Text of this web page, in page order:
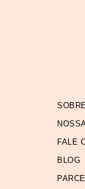
FALE
BLOG